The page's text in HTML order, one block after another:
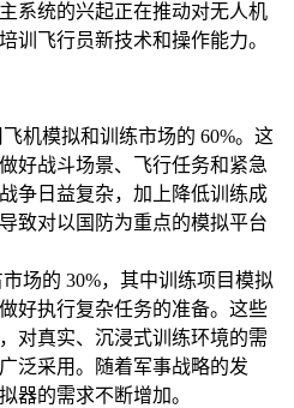
系统的兴起正在推动对无人机
训飞行员新技术和操作能力。
机模拟和训练市场的 60%。这
好战斗场景、飞行任务和紧急
争日益复杂，加上降低训练成
致对以国防为重点的模拟平台
场的 30%，其中训练项目模拟
好执行复杂任务的准备。这些
对真实、沉浸式训练环境的需
泛采用。随着军事战略的发
器的需求不断增加。